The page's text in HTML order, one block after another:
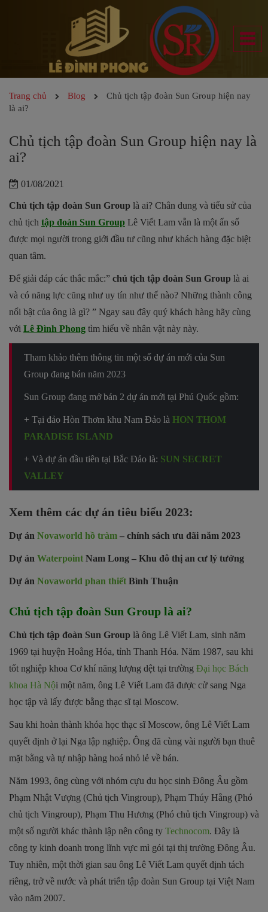
Trang chủ Blog
Chủ tịch tập đoàn Sun Group hiện nay
là ai?
Chủ tịch tập đoàn Sun Group hiện nay là
ai?
01/08/2021
Chủ tịch tập đoàn Sun Group là ai? Chân dung và tiểu sử của
chủ tịch tập đoàn Sun Group Lê Viết Lam vẫn là một ẩn số
được mọi người trong giới đầu tư cũng như khách hàng đặc biệt
quan tâm.
Để giải đáp các thắc mắc:” chủ tịch tập đoàn Sun Group là ai
và có năng lực cũng như uy tín như thế nào? Những thành công
nổi bật của ông là gì? ” Ngay sau đây quý khách hàng hãy cùng
với Lê Đình Phong tìm hiểu về nhân vật này này.
Tham khảo thêm thông tin một số dự án mới của Sun
Group đang bán năm 2023
Sun Group đang mở bán 2 dự án mới tại Phú Quốc gồm:
+ Tại đảo Hòn Thơm khu Nam Đảo là HON THOM
PARADISE ISLAND
+ Và dự án đầu tiên tại Bắc Đảo là: SUN SECRET
VALLEY
Xem thêm các dự án tiêu biểu 2023:
Dự án Novaworld hồ tràm – chính sách ưu đãi năm 2023
Dự án Waterpoint Nam Long – Khu đô thị an cư lý tưởng
Dự án Novaworld phan thiết Bình Thuận
Chủ tịch tập đoàn Sun Group là ai?
Chủ tịch tập đoàn Sun Group là ông Lê Viết Lam, sinh năm
1969 tại huyện Hoằng Hóa, tỉnh Thanh Hóa. Năm 1987, sau khi
tốt nghiệp khoa Cơ khí năng lượng dệt tại trường Đại học Bách
khoa Hà Nội một năm, ông Lê Viết Lam đã được cử sang Nga
học tập và lấy được bằng thạc sĩ tại Moscow.
Sau khi hoàn thành khóa học thạc sĩ Moscow, ông Lê Viết Lam
quyết định ở lại Nga lập nghiệp. Ông đã cùng vài người bạn thuê
mặt bằng và tự nhập hàng hoá nhỏ lẻ về bán.
Năm 1993, ông cùng với nhóm cựu du học sinh Đông Âu gồm
Phạm Nhật Vượng (Chủ tịch Vingroup), Phạm Thúy Hằng (Phó
chủ tịch Vingroup), Phạm Thu Hương (Phó chủ tịch Vingroup) và
một số người khác thành lập nên công ty Technocom. Đây là
công ty kinh doanh trong lĩnh vực mì gói tại thị trường Đông Âu.
Tuy nhiên, một thời gian sau ông Lê Viết Lam quyết định tách
riêng, trở về nước và phát triển tập đoàn Sun Group tại Việt Nam
vào năm 2007.